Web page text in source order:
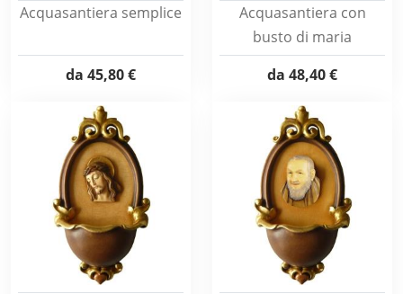
Acquasantiera semplice
da 45,80 €
Acquasantiera con
busto di maria
da 48,40 €